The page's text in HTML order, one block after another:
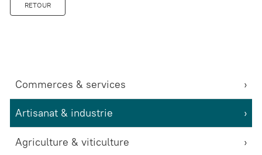
Commerces & services
Artisanat & industrie
Agriculture & viticulture
RETOUR